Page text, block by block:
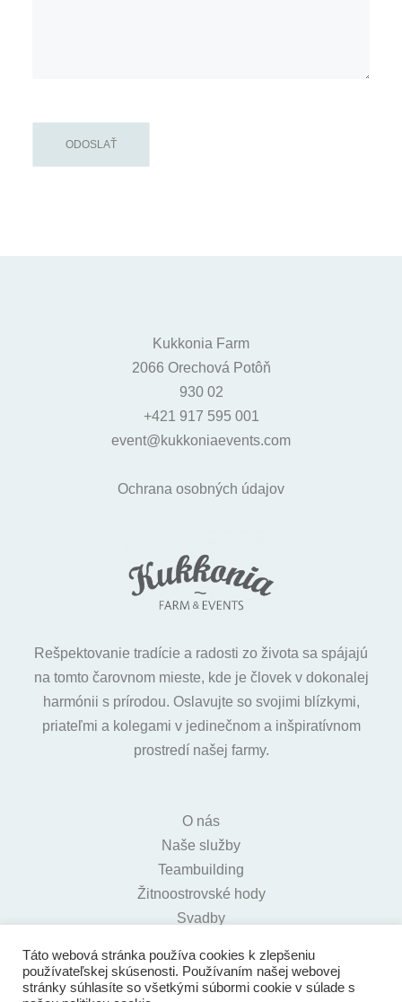
Kukkonia Farm
2066 Orechová Potôň
930 02
+421 917 595 001
event@kukkoniaevents.com
Ochrana osobných údajov
Rešpektovanie tradície a radosti zo života sa spájajú
na tomto čarovnom mieste, kde je človek v dokonalej
harmónii s prírodou. Oslavujte so svojimi blízkymi,
priateľmi a kolegami v jedinečnom a inšpiratívnom
prostredí našej farmy.
O nás
Naše služby
Teambuilding
Žitnoostrovské hody
Svadby
Vianočné večierky
Konferencie a meetingy
Táto webová stránka používa cookies k zlepšeniu
používateľskej skúsenosti. Používaním našej webovej
stránky súhlasíte so všetkými súbormi cookie v súlade s